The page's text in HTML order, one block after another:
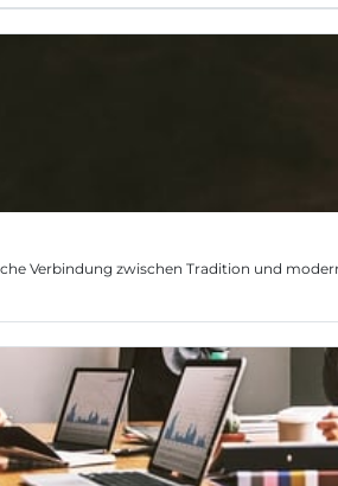
Verbindung zwischen Tradition und